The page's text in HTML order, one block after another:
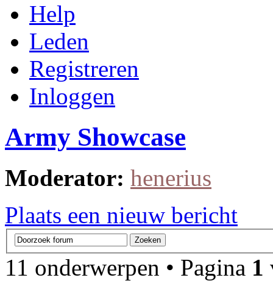
Help
Leden
Registreren
Inloggen
Army Showcase
Moderator: henerius
Plaats een nieuw bericht
11 onderwerpen • Pagina 1